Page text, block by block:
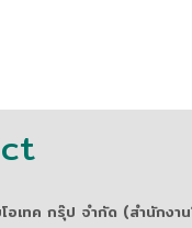
อเทค กรุ๊ป จำกัด (สำนักงา